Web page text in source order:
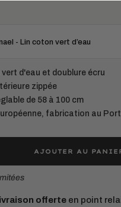
- Lin coton vert d’eau
vert d'eau et doublure écru
zippée
de 58 à 100 cm
fabrication au
AJOUTER AU
Matières européennes